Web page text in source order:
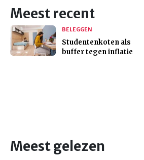
Meest recent
BELEGGEN
Studentenkoten als
buffer tegen inflatie
Meest gelezen